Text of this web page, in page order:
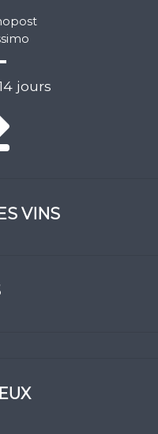
jours
VINS